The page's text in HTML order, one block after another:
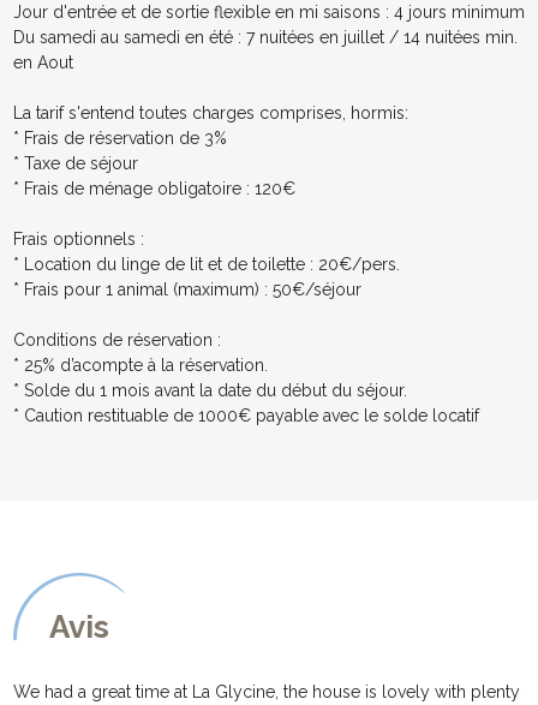
Jour d'entrée et de sortie flexible en mi saisons : 4 jours minimum
Du samedi au samedi en été : 7 nuitées en juillet / 14 nuitées min.
en Aout
La tarif s'entend toutes charges comprises, hormis:
* Frais de réservation de 3%
* Taxe de séjour
* Frais de ménage obligatoire : 120€
Frais optionnels :
* Location du linge de lit et de toilette : 20€/pers.
* Frais pour 1 animal (maximum) : 50€/séjour
Conditions de réservation :
* 25% d’acompte à la réservation.
* Solde du 1 mois avant la date du début du séjour.
* Caution restituable de 1000€ payable avec le solde locatif
Avis
We had a great time at La Glycine, the house is lovely with plenty